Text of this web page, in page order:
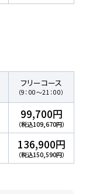
フリーコース
（9：00～21：00）
99,700円
（税込109,670円）
136,900円
（税込150,590円）